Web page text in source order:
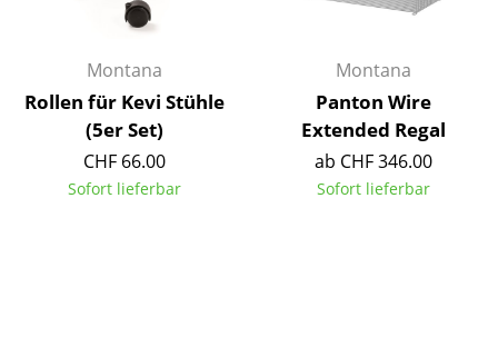
Esszimmer
Kinderzimmer
Arbeitszimmer
Diele
Montana
Rollen für Kevi Stühle
(5er Set)
CHF 66.00
Sofort lieferbar
Montana
Panton Wire
Extended Regal
ab CHF 346.00
Sofort lieferbar